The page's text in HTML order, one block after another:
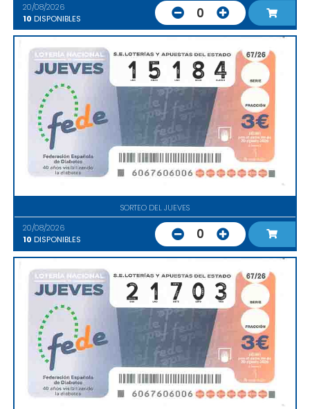
20/08/2026
10 DISPONIBLES 0
SORTEO DEL JUEVES
20/08/2026
10 DISPONIBLES 0